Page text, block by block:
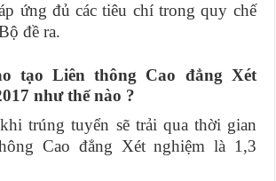
ứng đủ các tiêu chí trong quy chế
đề ra.
tạo Liên thông Cao đẳng Xét
như thế nào ?
trúng tuyển sẽ trải qua thời gian
Cao đẳng Xét nghiệm là 1,3